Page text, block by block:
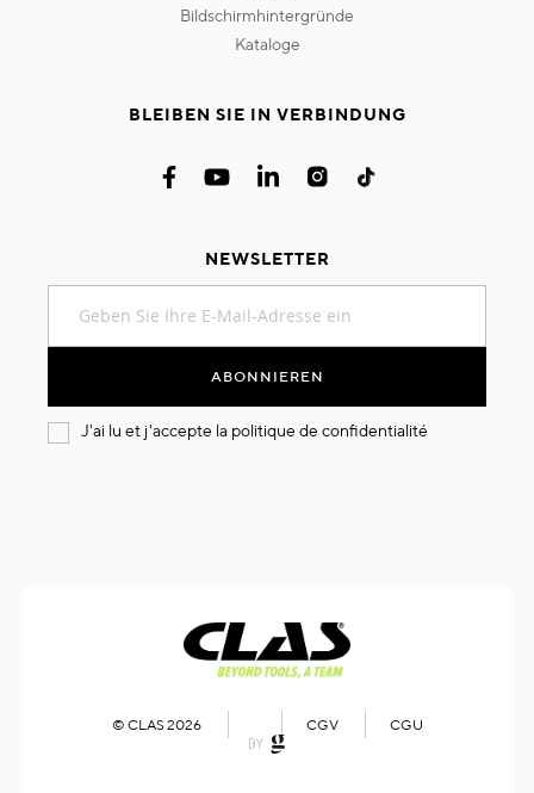
bildschirmhintergründe
kataloge
BLEIBEN SIE IN VERBINDUNG
NEWSLETTER
sich
an:
ABONNIEREN
J'ai lu et j'accepte la politique de confidentialité
© CLAS 2026 CGV CGU